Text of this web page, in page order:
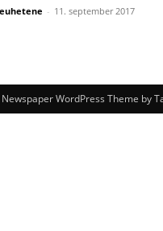
- 11. september 2017
WordPress Theme by